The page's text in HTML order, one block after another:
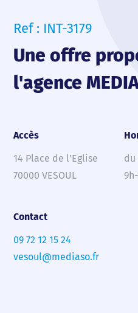
Ref : INT-3179
Une offre
l'agence
Accès
14 Place de l’Eglise
70000 VESOUL
du
Contact
09 72 12 15 24
vesoul@mediaso.fr